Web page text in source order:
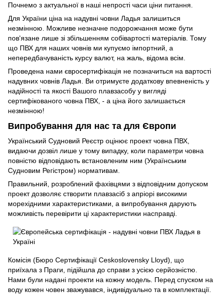
Почнемо з актуальної в наші непрості часи ціни питання.
Для України ціна на надувні човни Ладья залишиться
незмінною. Можливе незначне подорожчання може бути
пов'язане лише зі збільшенням собівартості матеріалів. Тому
що ПВХ для наших човнів ми купуємо імпортний, а
непередбачуваність курсу валют, на жаль, відома всім.
Проведена нами євросертифікація не позначиться на вартості
надувних човнів Ладья. Ви отримуєте додаткову впевненість у
надійності та якості Вашого плавзасобу у вигляді
сертифікованого човна ПВХ, - а ціна його залишається
незмінною!
Випробування для нас та для Європи
Український Судновий Реєстр оцінює проект човна ПВХ,
видаючи дозвіл лише у тому випадку, коли параметри човна
повністю відповідають встановленим ним (Українським
Судновим Регістром) нормативам.
Правильний, розроблений фахівцями з відповідним допуском
проект дозволяє створити плавзасіб з апріорі високими
морехідними характеристиками, а випробування дарують
можливість перевірити ці характеристики насправді.
Комісія (Бюро Сертифікації Ceskoslovensky Lloyd), що
приїхала з Праги, підійшла до справи з усією серйозністю.
Нами були надані проекти на кожну модель. Перед спуском на
воду кожен човен зважувався, індивідуально та в комплектації.